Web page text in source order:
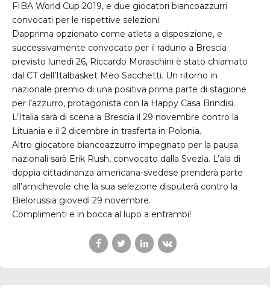
FIBA World Cup 2019, e due giocatori biancoazzurri
convocati per le rispettive selezioni.
Dapprima opzionato come atleta a disposizione, e
successivamente convocato per il raduno a Brescia
previsto lunedì 26, Riccardo Moraschini è stato chiamato
dal CT dell’Italbasket Meo Sacchetti. Un ritorno in
nazionale premio di una positiva prima parte di stagione
per l’azzurro, protagonista con la Happy Casa Brindisi.
L’Italia sarà di scena a Brescia il 29 novembre contro la
Lituania e il 2 dicembre in trasferta in Polonia.
Altro giocatore biancoazzurro impegnato per la pausa
nazionali sarà Erik Rush, convocato dalla Svezia. L’ala di
doppia cittadinanza americana-svedese prenderà parte
all’amichevole che la sua selezione disputerà contro la
Bielorussia giovedì 29 novembre.
Complimenti e in bocca al lupo a entrambi!